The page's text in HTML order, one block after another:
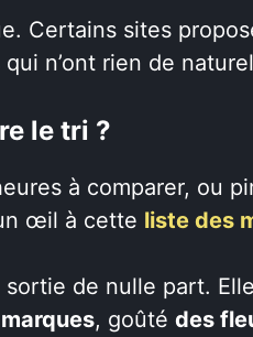
Certains sites
n’ont rien de
le tri ?
à comparer, ou
œil à cette liste des
sortie de nulle part.
, goûté des